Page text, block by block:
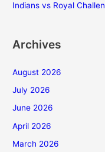
Indians vs Royal
Archives
August 2026
July 2026
June 2026
April 2026
March 2026